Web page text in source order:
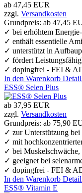
ab 47,45 EUR
zzgl. Versandkosten
Grundpreis: ab 47,45
✓ bei erhöhtem
✓ enthält essentielle
✓ unterstützt in
✓ fördert
✓ dopingfrei - FEI &
In den Warenkorb
ESS® Selen Plus
ab 37,95 EUR
zzgl. Versandkosten
Grundpreis: ab 75,90
✓ zur Unterstützung bei
✓ mit
✓ bei
✓ geeignet bei
✓ dopingfrei - FEI &
In den Warenkorb
ESS® Vitamin E